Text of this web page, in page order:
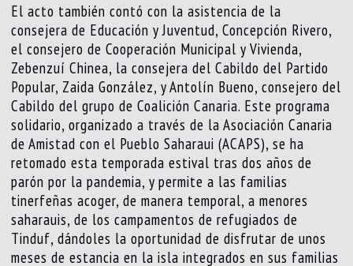
El acto también contó con la asistencia de la
consejera de Educación y Juventud, Concepción Rivero,
el consejero de Cooperación Municipal y Vivienda,
Zebenzuí Chinea, la consejera del Cabildo del Partido
Popular, Zaida González, y Antolín Bueno, consejero del
Cabildo del grupo de Coalición Canaria. Este programa
solidario, organizado a través de la Asociación Canaria
de Amistad con el Pueblo Saharaui (ACAPS), se ha
retomado esta temporada estival tras dos años de
parón por la pandemia, y permite a las familias
tinerfeñas acoger, de manera temporal, a menores
saharauis, de los campamentos de refugiados de
Tinduf, dándoles la oportunidad de disfrutar de unos
meses de estancia en la isla integrados en sus familias